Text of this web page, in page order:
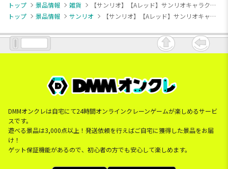
トップ 景品情報 雑貨
【サンリオ】【Aレッド】サンリオキャラクターズ HBD Kuromi カップ＆ソーサー
トップ
景品情報 サンリオ 【サンリオ】【Aレッド】サンリオキャラクターズ HBD Kuromi カップ＆ソーサー
DMMオンクレは自宅にて24時間オンラインクレーンゲームが楽しめるサービ
スです。
遊べる景品は3,000点以上！発送依頼を行えばご自宅に獲得した景品をお届
け！
ゲット保証機能があるので、初心者の方でも安心して楽しめます。